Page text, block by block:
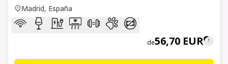
Madrid, España
de56,70 EUR